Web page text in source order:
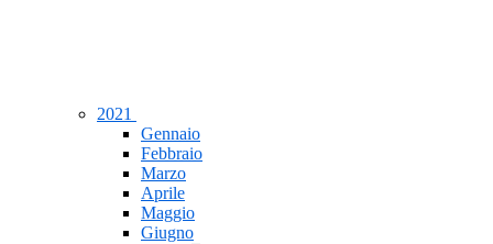
2021
Gennaio
Febbraio
Marzo
Aprile
Maggio
Giugno